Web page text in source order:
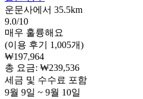
운문사에서 35.5km
9.0/10
매우 훌륭해요
(이용 후기 1,005개)
₩197,964
총 요금: ₩239,536
세금 및 수수료 포함
9월 9일 ~ 9월 10일